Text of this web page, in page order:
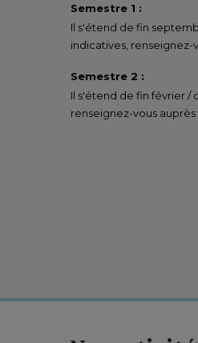
Semestre 1 :
Il s'étend de fin
indicatives, renseignez-
Semestre 2 :
Il s'étend de fin février /
renseignez-vous